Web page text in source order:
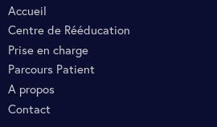
Accueil
Centre de Rééducation
Prise en charge
Parcours Patient
A propos
Contact